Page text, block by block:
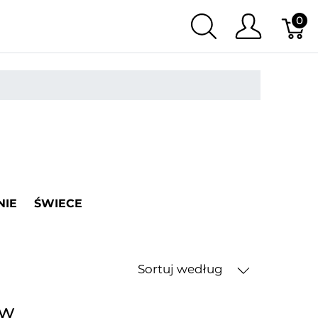
0
ŚWIECE
Sortuj według